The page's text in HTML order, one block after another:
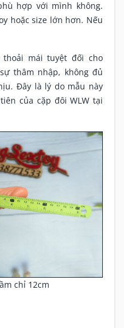
hợp với mình không.
hoặc size lớn hơn. Nếu
thoải mái tuyệt đối cho
thâm nhập, không đủ
Đây là lý do mẫu này
của cặp đôi WLW tại
chỉ 12cm